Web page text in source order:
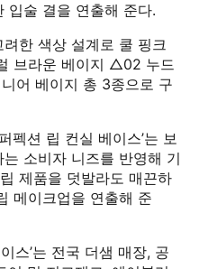
입술 결을 연출해 준다.
한 색상 설계로 쿨 핑크
브라운 베이지 △02 누드
어 베이지 총 3종으로 구
펙션 립 컨실 베이스’는 보
소비자 니즈를 반영해 기
제품을 덧발라도 매끈하
메이크업을 연출해 준
스’는 전국 더샘 매장, 공